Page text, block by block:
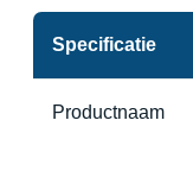
Specificatie
Productnaam